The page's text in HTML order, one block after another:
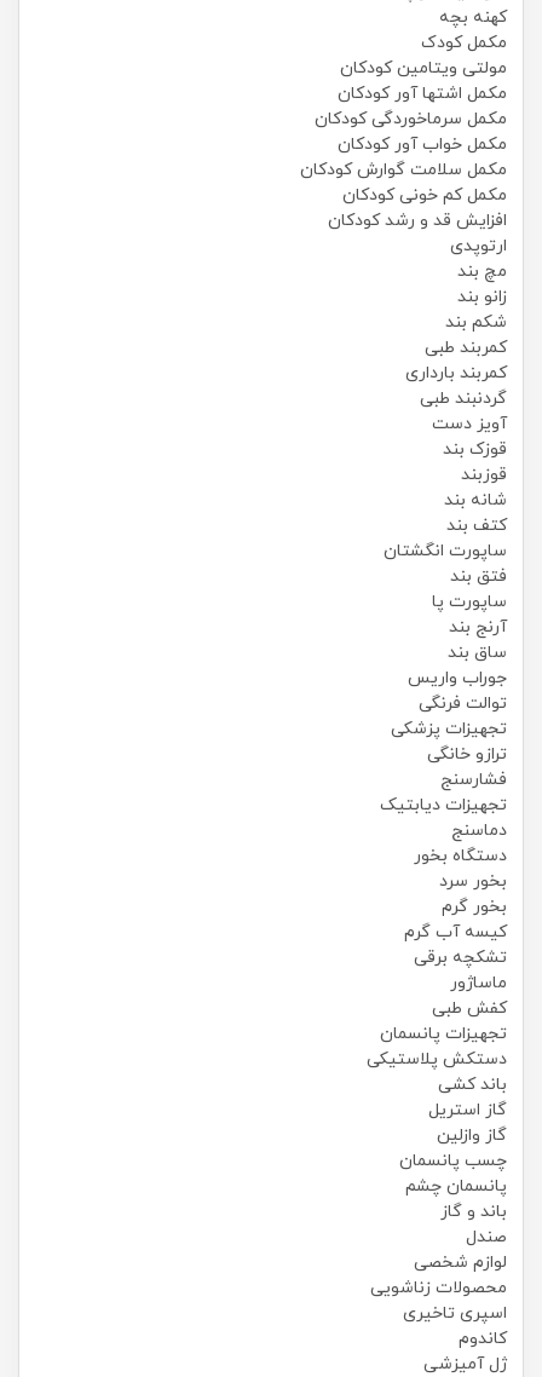
کهنه بچه
مکمل کودک
مولتی ویتامین کودکان
مکمل اشتها آور کودکان
مکمل سرماخوردگی کودکان
مکمل خواب آور کودکان
مکمل سلامت گوارش کودکان
مکمل کم خونی کودکان
افزایش قد و رشد کودکان
ارتوپدی
مچ بند
زانو بند
شکم بند
کمربند طبی
کمربند بارداری
گردنبند طبی
آویز دست
قوزک بند
قوزبند
شانه بند
کتف بند
ساپورت انگشتان
فتق بند
ساپورت پا
آرنج بند
ساق بند
جوراب واریس
توالت فرنگی
تجهیزات پزشکی
ترازو خانگی
فشارسنج
تجهیزات دیابتیک
دماسنج
دستگاه بخور
بخور سرد
بخور گرم
کیسه آب گرم
تشکچه برقی
ماساژور
کفش طبی
تجهیزات پانسمان
دستکش پلاستیکی
باند کشی
گاز استریل
گاز وازلین
چسب پانسمان
پانسمان چشم
باند و گاز
صندل
لوازم شخصی
محصولات زناشویی
اسپری تاخیری
کاندوم
ژل آمیزشی